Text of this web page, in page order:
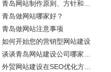
青岛做网站哪家好？
青岛做网站注意事项
如何开始您的营销型网站建设